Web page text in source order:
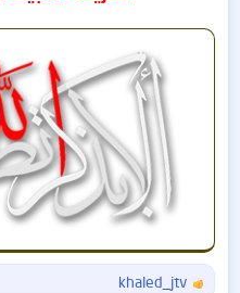
khaled_jtv